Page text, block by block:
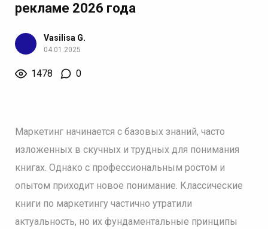
рекламе 2026 года
Vasilisa G.
04.01.2025
1478 0
Маркетинг начинается с базовых знаний, часто
изложенных в скучных и трудных для понимания
книгах. Однако с профессиональным ростом и
опытом приходит новое понимание. Классические
книги по маркетингу частично утратили
актуальность, но их фундаментальные принципы